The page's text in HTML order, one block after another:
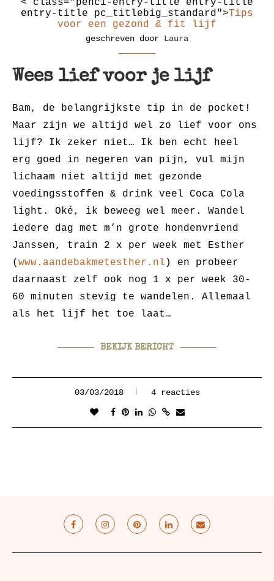
< class="penci-entry-title entry-title
entry-title pc_titlebig_standard">Tips
voor een gezond & fit lijf
geschreven door Laura
Wees lief voor je lijf
Bam, de belangrijkste tip in de pocket!
Maar zijn we altijd wel zo lief voor ons
lijf? Ik zeker niet… Ik ben echt heel
erg goed in negeren van pijn, vul mijn
lichaam niet altijd met gezonde
voedingsstoffen & drink veel Coca Cola
light. Oké, ik beweeg wel meer. Wandel
iedere dag met m’n grote hondenvriend
Janssen, train 2 x per week met Esther
( www.aandebakmetesther.nl ) en probeer
daarnaast zelf ook nog 1 x per week 30-
60 minuten stevig te wandelen. Allemaal
als het lijf het toe laat…
BEKIJK BERICHT
03/03/2018 4 reacties